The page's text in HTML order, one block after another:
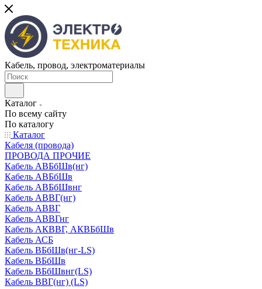
Кабель, провод, электроматериалы
Каталог
По всему сайту
По каталогу
Каталог
Кабеля (провода)
ПРОВОДА ПРОЧИЕ
Кабель АВБбШв(нг)
Кабель АВБбШв
Кабель АВБбШвнг
Кабель АВВГ(нг)
Кабель АВВГ
Кабель АВВГнг
Кабель АКВВГ, АКВБбШв
Кабель АСБ
Кабель ВБбШв(нг-LS)
Кабель ВБбШв
Кабель ВБбШвнг(LS)
Кабель ВВГ(нг) (LS)